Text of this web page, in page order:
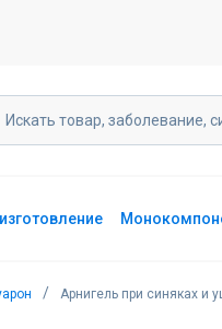
Арнигель при синяках и